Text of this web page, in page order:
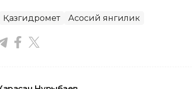
Қазгидромет Асосий янгилик